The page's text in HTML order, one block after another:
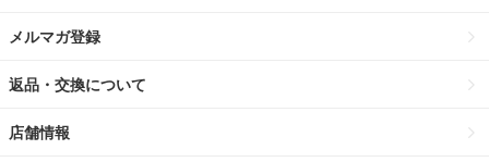
メルマガ登録
返品・交換について
店舗情報